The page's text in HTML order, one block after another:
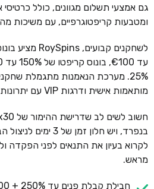
גם אמצעי תשלום מגוונים, כולל כרטיסי
ומטבעות קריפטוגרפיים, עם משיכות
25%. מערכת הנאמנות מתגמלת
מותאמות אישית ודרגות VIP עם יתרונות משופרים.
בנפרד, ויש חלון זמן
לקרוא בעיון את התנאים לפני הפקדה
מראש.